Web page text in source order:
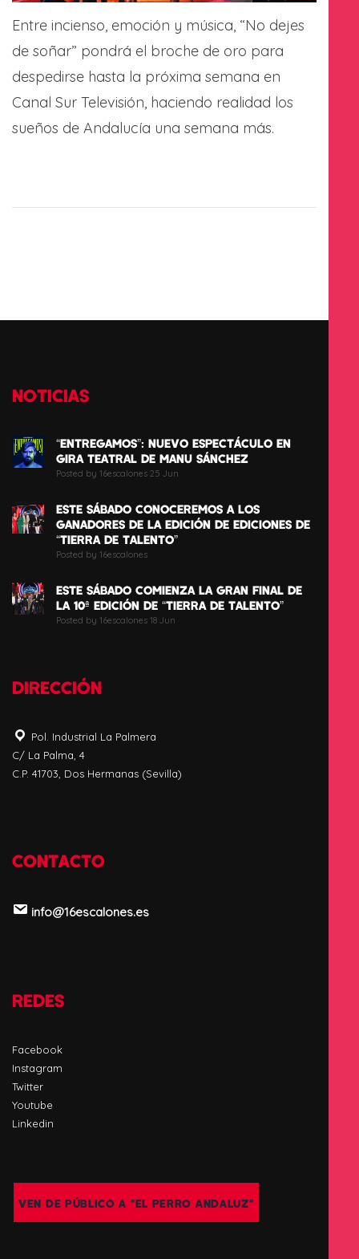
Entre incienso, emoción y música, “No dejes
de soñar” pondrá el broche de oro para
despedirse hasta la próxima semana en
Canal Sur Televisión, haciendo realidad los
sueños de Andalucía una semana más.
NOTICIAS
“ENTREGAMOS”: NUEVO ESPECTÁCULO EN
GIRA TEATRAL DE MANU SÁNCHEZ
Posted by 16escalones 25 Jun
ESTE SÁBADO CONOCEREMOS A LOS
GANADORES DE LA EDICIÓN DE EDICIONES DE
“TIERRA DE TALENTO”
Posted by 16escalones
ESTE SÁBADO COMIENZA LA GRAN FINAL DE
LA 10ª EDICIÓN DE “TIERRA DE TALENTO”
Posted by 16escalones 18 Jun
DIRECCIÓN
Pol. Industrial La Palmera
C/ La Palma, 4
C.P. 41703, Dos Hermanas (Sevilla)
CONTACTO
info@16escalones.es
REDES
Facebook
Instagram
Twitter
Youtube
Linkedin
VEN DE PÚBLICO A "EL PERRO ANDALUZ"